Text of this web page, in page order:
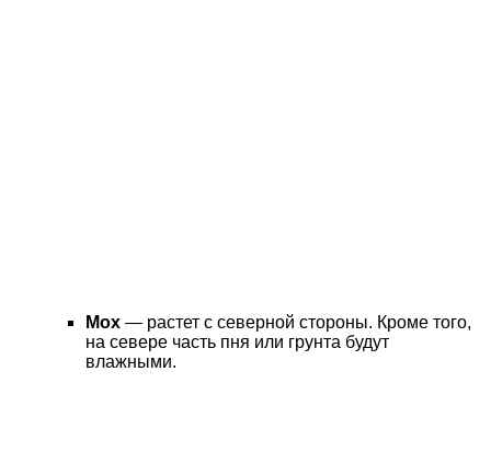
Мох — растет с северной стороны. Кроме того,
на севере часть пня или грунта будут
влажными.